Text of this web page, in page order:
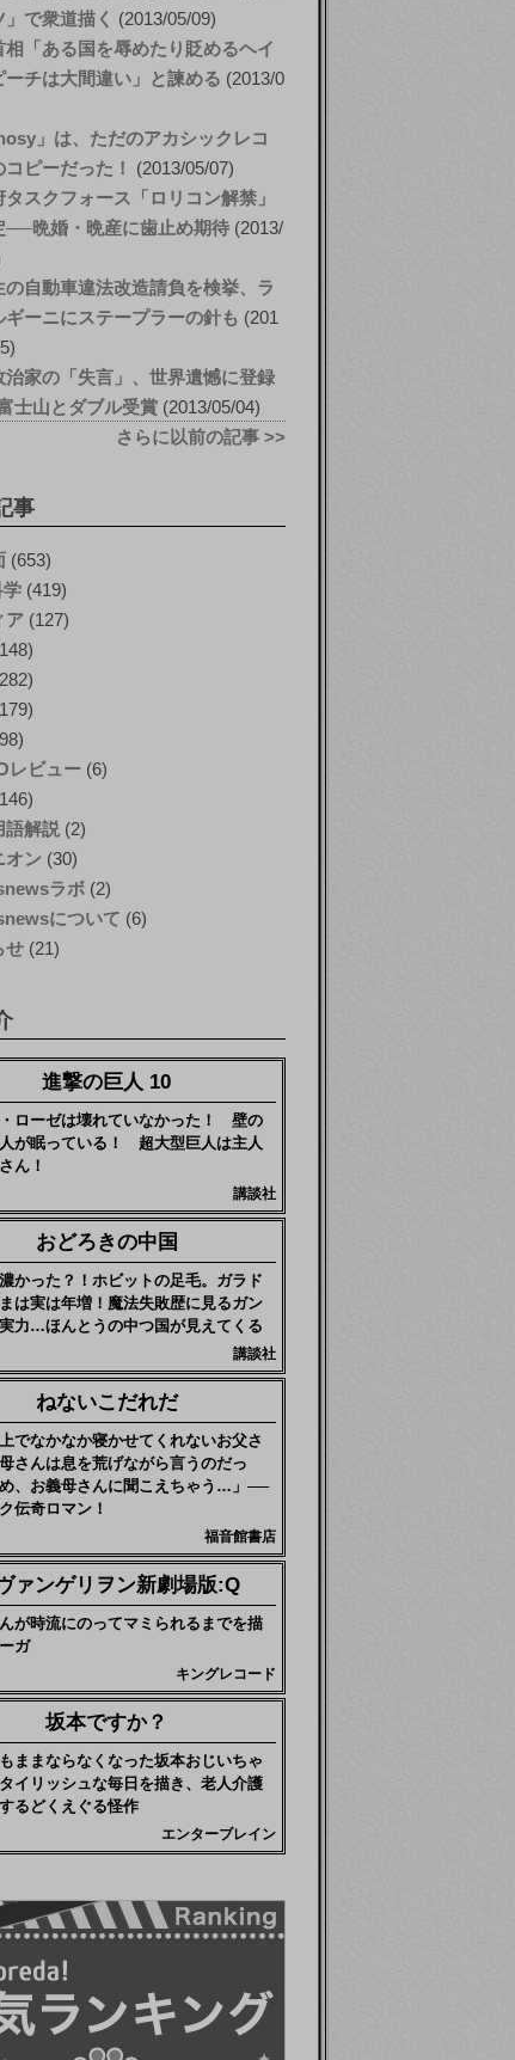
で衆道描く
2013/05/09
相「ある国を辱めたり貶めるヘイ
ーチは大間違い」と諫める
2013/0
」は、ただのアカシックレコ
コピーだった！
2013/05/07
タスクフォース「ロリコン解禁」
──晩婚・晩産に歯止め期待 2013/
の自動車違法改造請負を検挙、ラ
ギーニにステープラーの針も
201
治家の「失言」、世界遺憾に登録
士山とダブル受賞 2013/05/04
さらに以前の記事 >>
事
(653)
学 (419)
ア (127)
レビュー (6)
語解説 (2)
オン (30)
ラボ (2)
について (6)
せ (21)
進撃の巨人 10
ローゼは壊れていなかった！ 壁の
が眠っている！ 超大型巨人は主人
ん！
講談社
おどろきの中国
かった？！ホビットの足毛。ガラド
は実は年増！魔法失敗歴に見るガン
力…ほんとうの中つ国が見えてくる
講談社
ねないこだれだ
でなかなか寝かせてくれないお父さ
さんは息を荒げながら言うのだっ
、お義母さんに聞こえちゃう…」──
伝奇ロマン！
福音館書店
ァンゲリヲン新劇場版:Q
が時流にのってマミられるまでを描
ガ
キングレコード
坂本ですか？
ままならなくなった坂本おじいちゃ
イリッシュな毎日を描き、老人介護
るどくえぐる怪作
エンターブレイン